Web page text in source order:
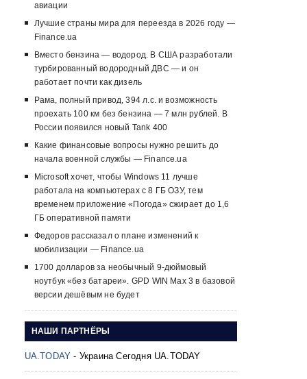
авиации
Лучшие страны мира для переезда в 2026 году —
Finance.ua
Вместо бензина — водород. В США разработали
турбированный водородный ДВС — и он
работает почти как дизель
Рама, полный привод, 394 л.с. и возможность
проехать 100 км без бензина — 7 млн рублей. В
России появился новый Tank 400
Какие финансовые вопросы нужно решить до
начала военной службы — Finance.ua
Microsoft хочет, чтобы Windows 11 лучше
работала на компьютерах с 8 ГБ ОЗУ, тем
временем приложение «Погода» сжирает до 1,6
ГБ оперативной памяти
Федоров рассказал о плане изменений к
мобилизации — Finance.ua
1700 долларов за необычный 9-дюймовый
ноутбук «без батареи». GPD WIN Max 3 в базовой
версии дешёвым не будет
НАШИ ПАРТНЁРЫ
UA.TODAY - Украина Сегодня UA.TODAY